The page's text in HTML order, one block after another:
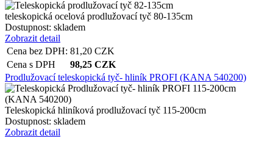
teleskopická ocelová prodlužovací tyč 80-135cm
Dostupnost: skladem
Zobrazit detail
Cena bez DPH: 81,20 CZK
Cena s DPH
98,25 CZK
Prodlužovací teleskopická tyč- hliník PROFI (KANA 540200)
Teleskopická hliníková prodlužovací tyč 115-200cm
Dostupnost: skladem
Zobrazit detail